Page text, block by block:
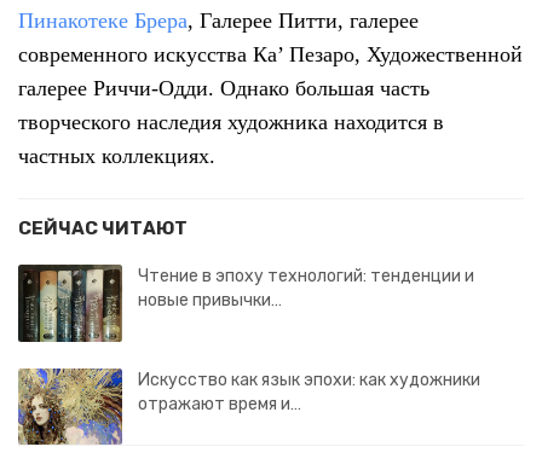
Пинакотеке Брера, Галерее Питти, галерее
современного искусства Ка’ Пезаро, Художественной
галерее Риччи-Одди. Однако большая часть
творческого наследия художника находится в
частных коллекциях.
СЕЙЧАС ЧИТАЮТ
Чтение в эпоху технологий: тенденции и
новые привычки…
Искусство как язык эпохи: как художники
отражают время и…